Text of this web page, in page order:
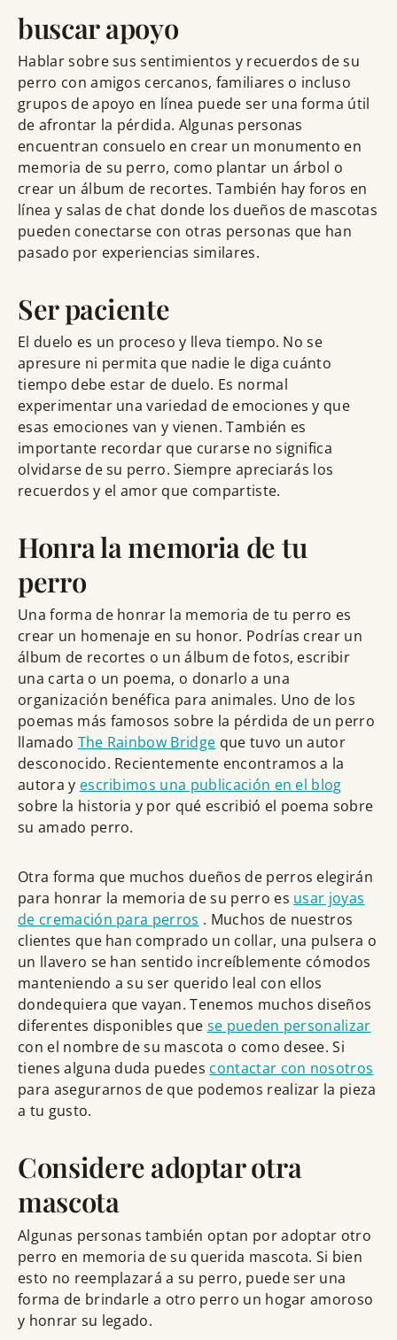
buscar apoyo
Hablar sobre sus sentimientos y recuerdos de su
perro con amigos cercanos, familiares o incluso
grupos de apoyo en línea puede ser una forma útil
de afrontar la pérdida. Algunas personas
encuentran consuelo en crear un monumento en
memoria de su perro, como plantar un árbol o
crear un álbum de recortes. También hay foros en
línea y salas de chat donde los dueños de mascotas
pueden conectarse con otras personas que han
pasado por experiencias similares.
Ser paciente
El duelo es un proceso y lleva tiempo. No se
apresure ni permita que nadie le diga cuánto
tiempo debe estar de duelo. Es normal
experimentar una variedad de emociones y que
esas emociones van y vienen. También es
importante recordar que curarse no significa
olvidarse de su perro. Siempre apreciarás los
recuerdos y el amor que compartiste.
Honra la memoria de tu
perro
Una forma de honrar la memoria de tu perro es
crear un homenaje en su honor. Podrías crear un
álbum de recortes o un álbum de fotos, escribir
una carta o un poema, o donarlo a una
organización benéfica para animales. Uno de los
poemas más famosos sobre la pérdida de un perro
llamado The Rainbow Bridge que tuvo un autor
desconocido. Recientemente encontramos a la
autora y escribimos una publicación en el blog
sobre la historia y por qué escribió el poema sobre
su amado perro.
Otra forma que muchos dueños de perros elegirán
para honrar la memoria de su perro es usar joyas
de cremación para perros . Muchos de nuestros
clientes que han comprado un collar, una pulsera o
un llavero se han sentido increíblemente cómodos
manteniendo a su ser querido leal con ellos
dondequiera que vayan. Tenemos muchos diseños
diferentes disponibles que se pueden personalizar
con el nombre de su mascota o como desee. Si
tienes alguna duda puedes contactar con nosotros
para asegurarnos de que podemos realizar la pieza
a tu gusto.
Considere adoptar otra
mascota
Algunas personas también optan por adoptar otro
perro en memoria de su querida mascota. Si bien
esto no reemplazará a su perro, puede ser una
forma de brindarle a otro perro un hogar amoroso
y honrar su legado.